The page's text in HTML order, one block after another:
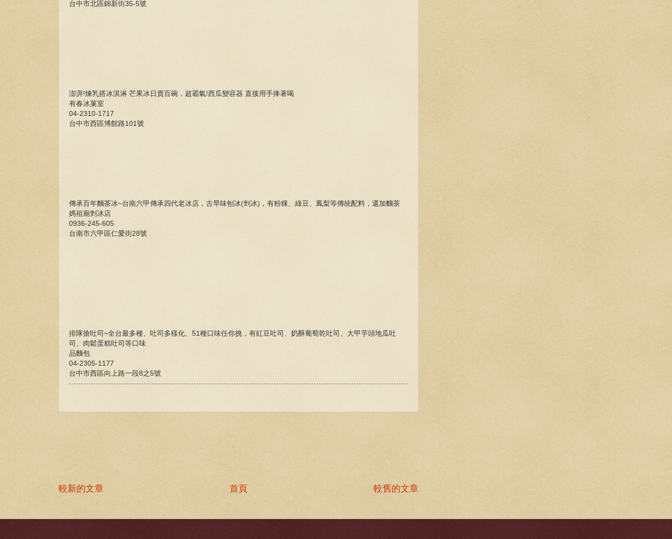
台中市北區錦新街35-5號
澎湃!煉乳搭冰淇淋 芒果冰日賣百碗，超霸氣!西瓜變容器 直接用手捧著喝
有春冰菓室
04-2310-1717
台中市西區博館路101號
傳承百年麵茶冰~台南六甲傳承四代老冰店，古早味刨冰(剉冰)，有粉粿、綠豆、鳳梨等傳統配料，還加麵茶
媽祖廟剉冰店
0936-245-605
台南市六甲區仁愛街28號
排隊搶吐司~全台最多種、吐司多樣化、51種口味任你挑，有紅豆吐司、奶酥葡萄乾吐司、大甲芋頭地瓜吐
司、肉鬆蛋糕吐司等口味
品麵包
04-2305-1177
台中市西區向上路一段8之5號
較新的文章 較舊的文章
首頁